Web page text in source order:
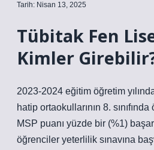
Tarih: Nisan 13, 2025
Tübitak Fen
Kimler
2023-2024 eğitim öğretim
hatip ortaokullarının 8.
MSP puanı yüzde bir (%1)
öğrenciler yeterlilik sınavına